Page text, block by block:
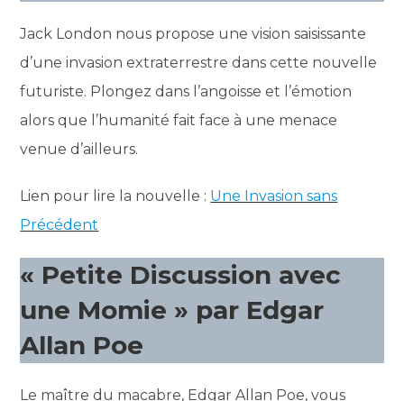
Jack London nous propose une vision saisissante
d’une invasion extraterrestre dans cette nouvelle
futuriste. Plongez dans l’angoisse et l’émotion
alors que l’humanité fait face à une menace
venue d’ailleurs.
Lien pour lire la nouvelle : Une Invasion sans
Précédent
« Petite Discussion avec
une Momie » par Edgar
Allan Poe
Le maître du macabre, Edgar Allan Poe, vous